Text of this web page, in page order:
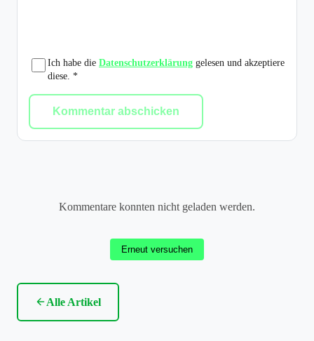
Ich habe die Datenschutzerklärung gelesen und akzeptiere
diese. *
Kommentar abschicken
Kommentare konnten nicht geladen werden.
Erneut versuchen
Alle Artikel